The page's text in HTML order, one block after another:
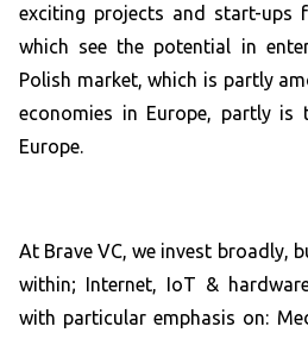
exciting projects and start-ups
which see the potential in
Polish market, which is partly
economies in Europe, partly is
Europe.
At Brave VC, we invest broadly,
within; Internet, IoT &
with particular emphasis on: